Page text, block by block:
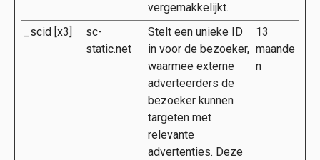
vergemakkelijkt.
_scid [x3]
sc-
static.net
Stelt een unieke ID
in voor de bezoeker,
waarmee externe
adverteerders de
bezoeker kunnen
targeten met
relevante
advertenties. Deze
13
maande
n